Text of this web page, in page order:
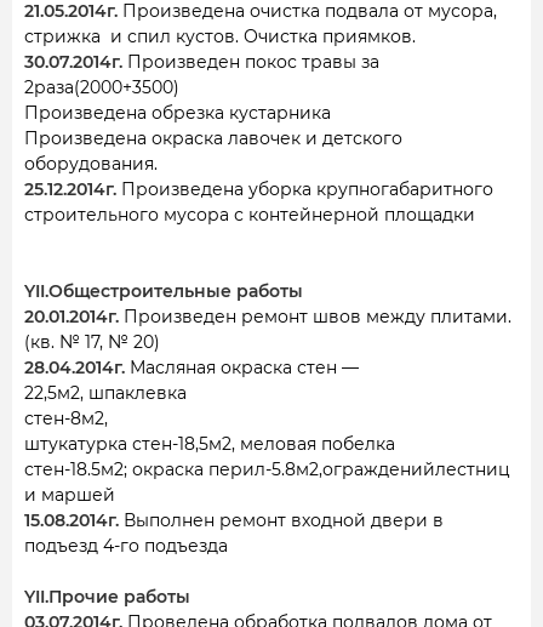
21.05.2014г. Произведена очистка подвала от мусора,
стрижка и спил кустов. Очистка приямков.
30.07.2014г. Произведен покос травы за
2раза(2000+3500)
Произведена обрезка кустарника
Произведена окраска лавочек и детского
оборудования.
25.12.2014г. Произведена уборка крупногабаритного
строительного мусора с контейнерной площадки
YII.Общестроительные работы
20.01.2014г. Произведен ремонт швов между плитами.
(кв. № 17, № 20)
28.04.2014г. Масляная окраска стен —
22,5м2, шпаклевка
стен-8м2,
штукатурка стен-18,5м2, меловая побелка
стен-18.5м2; окраска перил-5.8м2,огражденийлестниц
и маршей
15.08.2014г. Выполнен ремонт входной двери в
подъезд 4-го подъезда
YII.Прочие работы
03.07.2014г. Проведена обработка подвалов дома от